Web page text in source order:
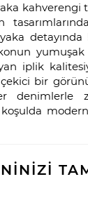
kahverengi
yaka
iplik
bir
denimlerle